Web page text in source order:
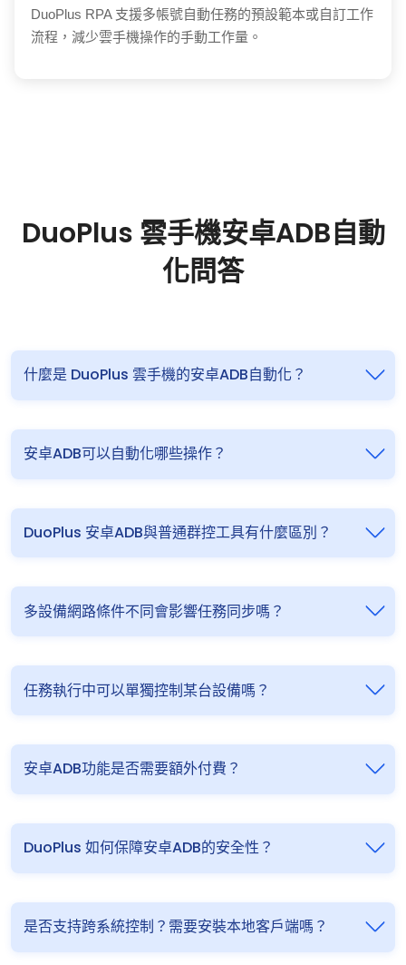
DuoPlus RPA 支援多帳號自動任務的預設範本或自訂工作
流程，減少雲手機操作的手動工作量。
DuoPlus 雲手機安卓ADB自動
化問答
什麼是 DuoPlus 雲手機的安卓ADB自動化？
安卓ADB可以自動化哪些操作？
DuoPlus 安卓ADB與普通群控工具有什麼區別？
多設備網路條件不同會影響任務同步嗎？
任務執行中可以單獨控制某台設備嗎？
安卓ADB功能是否需要額外付費？
DuoPlus 如何保障安卓ADB的安全性？
是否支持跨系統控制？需要安裝本地客戶端嗎？